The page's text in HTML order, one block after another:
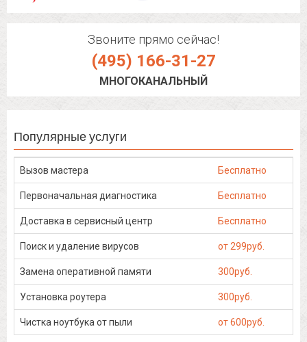
Звоните прямо сейчас!
(495) 166-31-27
МНОГОКАНАЛЬНЫЙ
Популярные услуги
Вызов мастера Бесплатно
Первоначальная диагностика Бесплатно
Доставка в сервисный центр Бесплатно
Поиск и удаление вирусов от 299руб.
Замена оперативной памяти 300руб.
Установка роутера 300руб.
Чистка ноутбука от пыли от 600руб.